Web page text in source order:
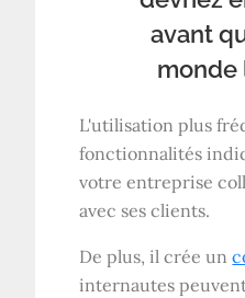
avant
monde
L'utilisation plus
fonctionnalités
votre entreprise
avec ses clients.
De plus, il crée un
internautes